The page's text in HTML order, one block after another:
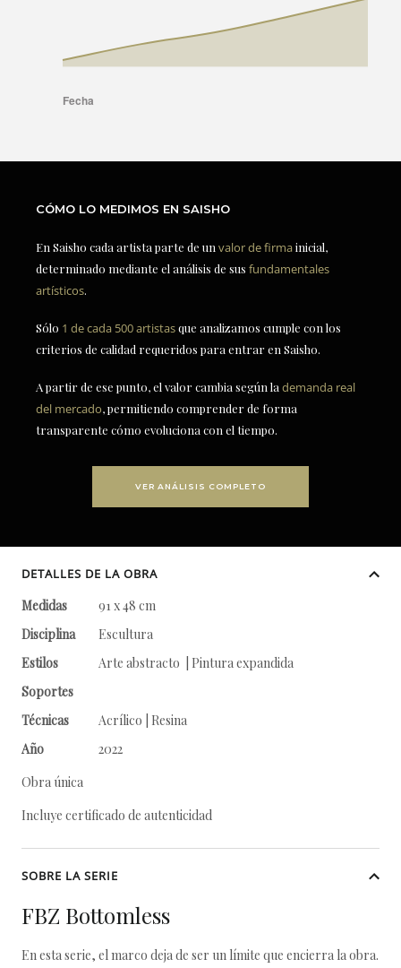
CÓMO LO MEDIMOS EN SAISHO
En Saisho cada artista parte de un valor de firmainicial,
determinado mediante el análisis de sus fundamentales
artísticos.
Sólo 1 de cada 500 artistasque analizamos cumple con los
criterios de calidad requeridos para entrar en Saisho.
A partir de ese punto, el valor cambia según la demanda real
del mercado, permitiendo comprender de forma
transparente cómo evoluciona con el tiempo.
VER ANÁLISIS COMPLETO
DETALLES DE LA OBRA
Medidas
91 x 48 cm
Disciplina
Escultura
Estilos
Arte abstracto | Pintura expandida
Soportes
Técnicas
Acrílico | Resina
Año
2022
Obra única
Incluye certificado de autenticidad
SOBRE LA SERIE
FBZ Bottomless
En esta serie, el marco deja de ser un límite que encierra la obra.